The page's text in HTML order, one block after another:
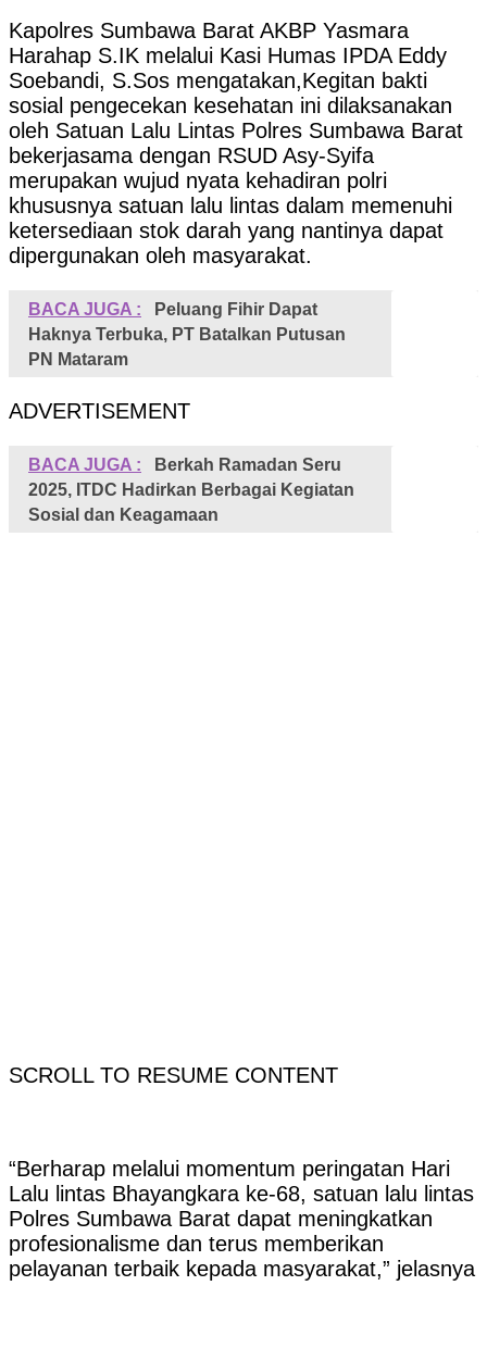
Kapolres Sumbawa Barat AKBP Yasmara
Harahap S.IK melalui Kasi Humas IPDA Eddy
Soebandi, S.Sos mengatakan,Kegitan bakti
sosial pengecekan kesehatan ini dilaksanakan
oleh Satuan Lalu Lintas Polres Sumbawa Barat
bekerjasama dengan RSUD Asy-Syifa
merupakan wujud nyata kehadiran polri
khususnya satuan lalu lintas dalam memenuhi
ketersediaan stok darah yang nantinya dapat
dipergunakan oleh masyarakat.
BACA JUGA :
Peluang Fihir Dapat
Haknya Terbuka, PT Batalkan Putusan
PN Mataram
ADVERTISEMENT
BACA JUGA :
Berkah Ramadan Seru
2025, ITDC Hadirkan Berbagai Kegiatan
Sosial dan Keagamaan
SCROLL TO RESUME CONTENT
“Berharap melalui momentum peringatan Hari
Lalu lintas Bhayangkara ke-68, satuan lalu lintas
Polres Sumbawa Barat dapat meningkatkan
profesionalisme dan terus memberikan
pelayanan terbaik kepada masyarakat,” jelasnya